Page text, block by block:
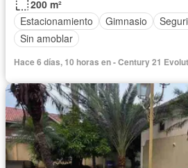
200 m²
Estacionamiento
Gimnasio
Sin amoblar
Hace 6 días, 10 horas en - Century 21